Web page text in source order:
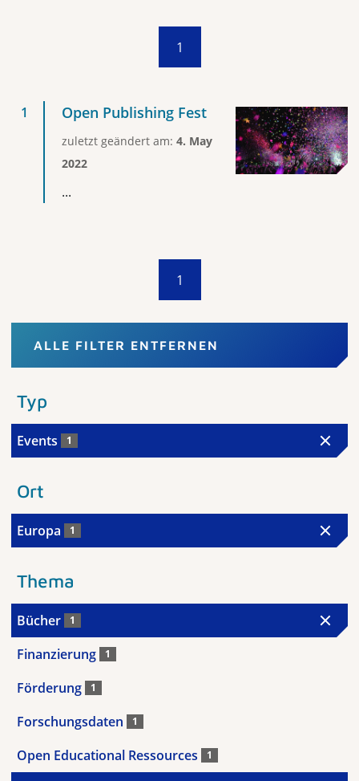
1
Open Publishing Fest
zuletzt geändert am: 4. May
2022
...
1
ALLE FILTER ENTFERNEN
Typ
Events 1
Ort
Europa 1
Thema
Bücher 1
Finanzierung 1
Förderung 1
Forschungsdaten 1
Open Educational Ressources 1